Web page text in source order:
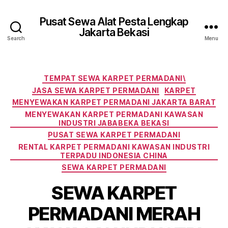
Search
Pusat Sewa Alat Pesta Lengkap
Jakarta Bekasi
Menu
Categories
TEMPAT SEWA KARPET PERMADANI\
JASA SEWA KARPET PERMADANI
KARPET
MENYEWAKAN KARPET PERMADANI JAKARTA BARAT
MENYEWAKAN KARPET PERMADANI KAWASAN
INDUSTRI JABABEKA BEKASI
PUSAT SEWA KARPET PERMADANI
RENTAL KARPET PERMADANI KAWASAN INDUSTRI
TERPADU INDONESIA CHINA
SEWA KARPET PERMADANI
SEWA KARPET
PERMADANI MERAH